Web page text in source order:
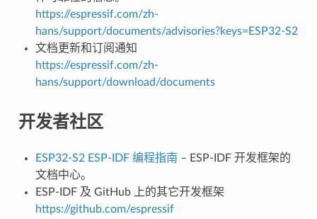
https://espressif.com/zh-
hans/support/documents/advisories?keys=ESP32-S2
文档更新和订阅通知
https://espressif.com/zh-
hans/support/download/documents
开发者社区
ESP32-S2 ESP-IDF 编程指南 – ESP-IDF 开发框架的
文档中心。
ESP-IDF 及 GitHub 上的其它开发框架
https://github.com/espressif